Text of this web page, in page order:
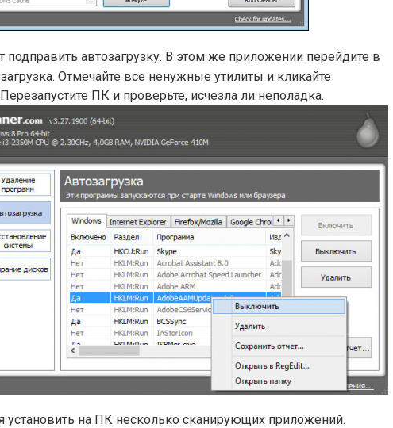
подправить автозагрузку. В этом же приложении перейдите в
Отмечайте все ненужные утилиты и кликайте
ПК и проверьте, исчезла ли неполадка.
установить на ПК несколько сканирующих приложений.